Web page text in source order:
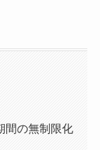
間の無制限化